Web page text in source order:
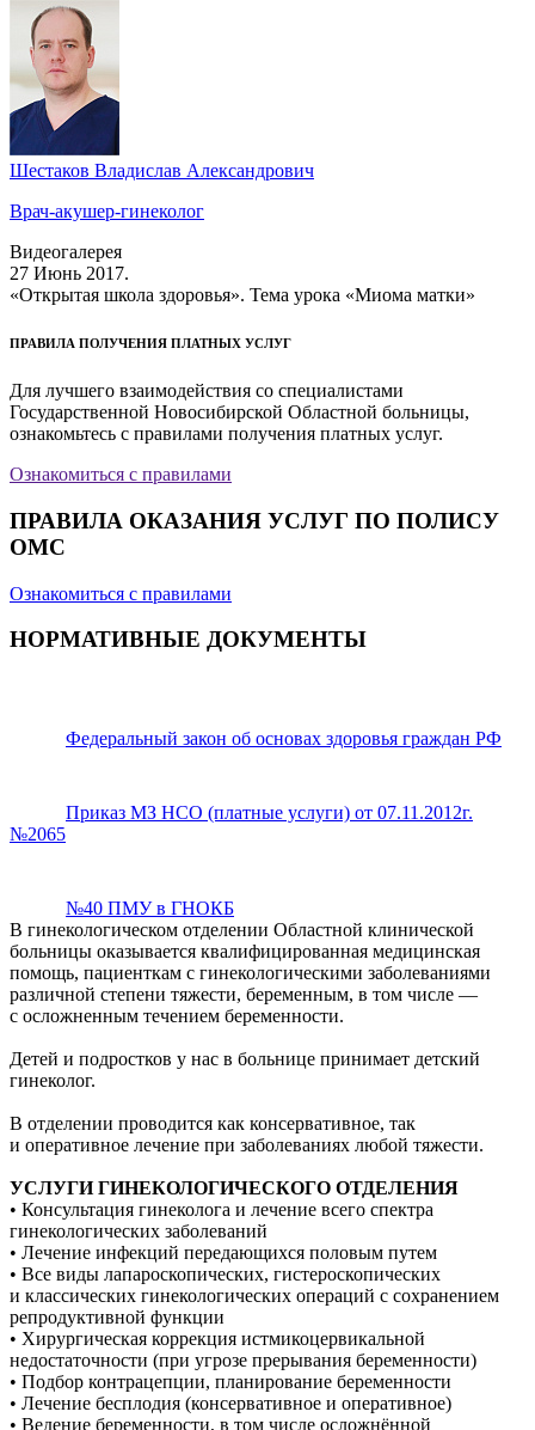
Шестаков Владислав Александрович
Врач-акушер-гинеколог
Видеогалерея
27 Июнь 2017.
«Открытая школа здоровья». Тема урока «Миома матки»
ПРАВИЛА ПОЛУЧЕНИЯ ПЛАТНЫХ УСЛУГ
Для лучшего взаимодействия со специалистами
Государственной Новосибирской Областной больницы,
ознакомьтесь с правилами получения платных услуг.
Ознакомиться с правилами
ПРАВИЛА ОКАЗАНИЯ УСЛУГ ПО ПОЛИСУ
ОМС
Ознакомиться с правилами
НОРМАТИВНЫЕ ДОКУМЕНТЫ
Федеральный закон об основах здоровья граждан РФ
Приказ МЗ НСО (платные услуги) от 07.11.2012г.
№2065
№40 ПМУ в ГНОКБ
В гинекологическом отделении Областной клинической
больницы оказывается квалифицированная медицинская
помощь, пациенткам с гинекологическими заболеваниями
различной степени тяжести, беременным, в том числе —
с осложненным течением беременности.
Детей и подростков у нас в больнице принимает детский
гинеколог.
В отделении проводится как консервативное, так
и оперативное лечение при заболеваниях любой тяжести.
УСЛУГИ ГИНЕКОЛОГИЧЕСКОГО ОТДЕЛЕНИЯ
• Консультация гинеколога и лечение всего спектра
гинекологических заболеваний
• Лечение инфекций передающихся половым путем
• Все виды лапароскопических, гистероскопических
и классических гинекологических операций с сохранением
репродуктивной функции
• Хирургическая коррекция истмикоцервикальной
недостаточности (при угрозе прерывания беременности)
• Подбор контрацепции, планирование беременности
• Лечение бесплодия (консервативное и оперативное)
• Ведение беременности, в том числе осложнённой